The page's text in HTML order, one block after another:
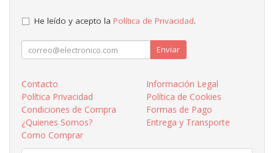
He leído y acepto la Política de Privacidad.
Enviar
Contacto
Información Legal
Política Privacidad
Política de Cookies
Condiciones de Compra
Formas de Pago
¿Quienes Somos?
Entrega y Transporte
Como Comprar